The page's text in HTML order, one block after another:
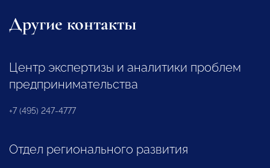
Другие контакты
Центр экспертизы и аналитики проблем
предпринимательства
+7 (495) 247-4777
Отдел регионального развития